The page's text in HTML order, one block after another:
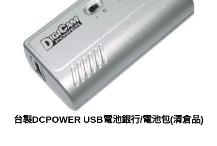
台製DCPOWER USB電池銀行/電池包(清倉品)